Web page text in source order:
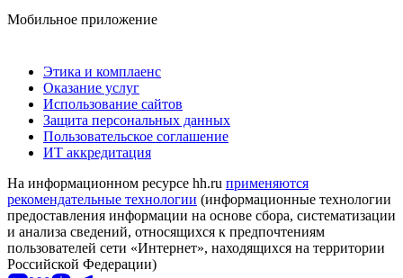
Мобильное приложение
Этика и комплаенс
Оказание услуг
Использование сайтов
Защита персональных данных
Пользовательское соглашение
ИТ аккредитация
На информационном ресурсе hh.ru применяются
рекомендательные технологии (информационные технологии
предоставления информации на основе сбора, систематизации
и анализа сведений, относящихся к предпочтениям
пользователей сети «Интернет», находящихся на территории
Российской Федерации)